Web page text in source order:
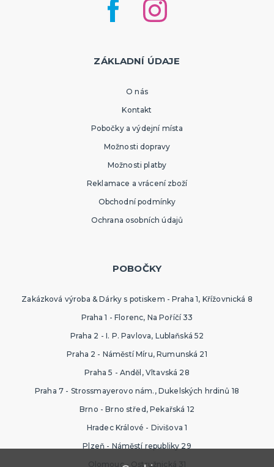
ZÁKLADNÍ ÚDAJE
O nás
Kontakt
Pobočky a výdejní místa
Možnosti dopravy
Možnosti platby
Reklamace a vrácení zboží
Obchodní podmínky
Ochrana osobních údajů
POBOČKY
Zakázková výroba & Dárky s potiskem - Praha 1, Křížovnická 8
Praha 1 - Florenc, Na Poříčí 33
Praha 2 - I. P. Pavlova, Lublaňská 52
Praha 2 - Náměstí Míru, Rumunská 21
Praha 5 - Anděl, Vltavská 28
Praha 7 - Strossmayerovo nám., Dukelských hrdinů 18
Brno - Brno střed, Pekařská 12
Hradec Králové - Divišova 1
Plzeň - Náměstí republiky 29
Olomouc - Ostružnická 31